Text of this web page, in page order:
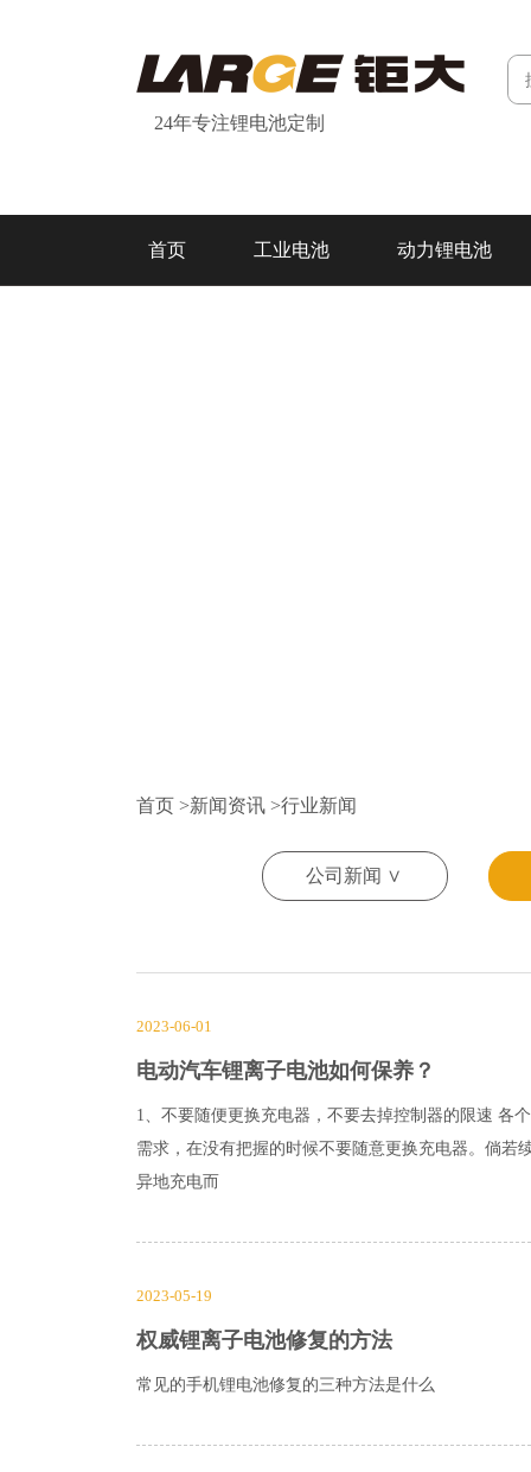
24年专注锂电池定制
首页 工业电池 动力锂电池
首页 >新闻资讯 >行业新闻
公司新闻 ∨
2023-06-01
电动汽车锂离子电池如何保养？
1、不要随便更换充电器，不要去掉控制器的限速 各
需求，在没有把握的时候不要随意更换充电器。倘若
异地充电而
2023-05-19
权威锂离子电池修复的方法
常见的手机锂电池修复的三种方法是什么